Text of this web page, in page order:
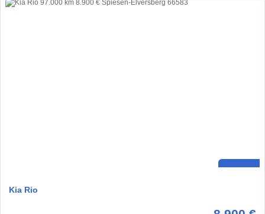
Kia Rio